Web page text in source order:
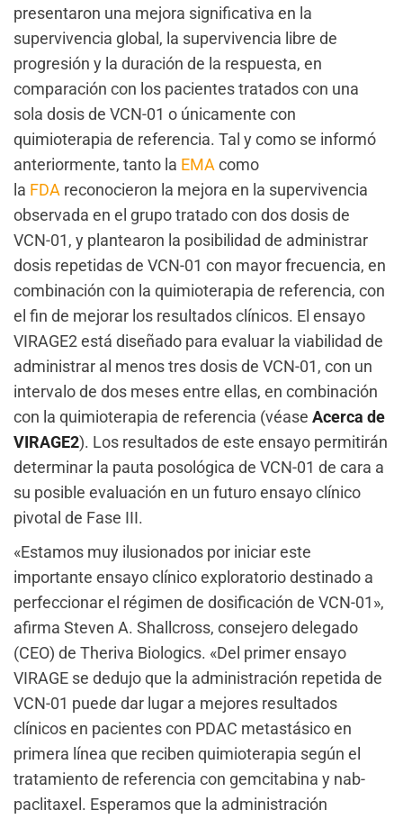
presentaron una mejora significativa en la
supervivencia global, la supervivencia libre de
progresión y la duración de la respuesta, en
comparación con los pacientes tratados con una
sola dosis de VCN-01 o únicamente con
quimioterapia de referencia. Tal y como se informó
anteriormente, tanto la EMA como
la FDA reconocieron la mejora en la supervivencia
observada en el grupo tratado con dos dosis de
VCN-01, y plantearon la posibilidad de administrar
dosis repetidas de VCN-01 con mayor frecuencia, en
combinación con la quimioterapia de referencia, con
el fin de mejorar los resultados clínicos. El ensayo
VIRAGE2 está diseñado para evaluar la viabilidad de
administrar al menos tres dosis de VCN-01, con un
intervalo de dos meses entre ellas, en combinación
con la quimioterapia de referencia (véase Acerca de
VIRAGE2). Los resultados de este ensayo permitirán
determinar la pauta posológica de VCN-01 de cara a
su posible evaluación en un futuro ensayo clínico
pivotal de Fase III.
«Estamos muy ilusionados por iniciar este
importante ensayo clínico exploratorio destinado a
perfeccionar el régimen de dosificación de VCN-01»,
afirma Steven A. Shallcross, consejero delegado
(CEO) de Theriva Biologics. «Del primer ensayo
VIRAGE se dedujo que la administración repetida de
VCN-01 puede dar lugar a mejores resultados
clínicos en pacientes con PDAC metastásico en
primera línea que reciben quimioterapia según el
tratamiento de referencia con gemcitabina y nab-
paclitaxel. Esperamos que la administración